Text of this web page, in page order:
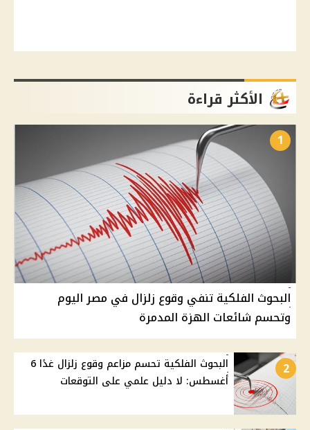
الأكثر قراءة
1
البحوث الفلكية تنفي وقوع زلزال في مصر اليوم
وتحسم شائعات الهزة المدمرة
2
البحوث الفلكية تحسم مزاعم وقوع زلزال غدًا 6
أغسطس: لا دليل علمي على التوقعات